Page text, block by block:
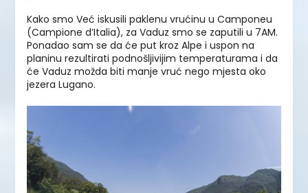
Kako smo Već iskusili paklenu vrućinu u Camponeu
(Campione d’Italia), za Vaduz smo se zaputili u 7AM.
Ponadao sam se da će put kroz Alpe i uspon na
planinu rezultirati podnošljivijim temperaturama i da
će Vaduz možda biti manje vruć nego mjesta oko
jezera Lugano.